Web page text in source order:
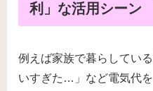
利」な活用シーン
例えば家族で暮らしてい
いすぎた…」など電気代